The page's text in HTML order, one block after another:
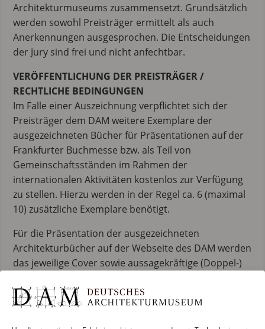
Architekturmuseums zusammensetzt. Grundsätzlich
werden sowohl Preisträger ermittelt als auch
Anerkennungen ausgesprochen. Die Entscheidungen
der Jury sind frei und nicht anfechtbar.
VERÖFFENTLICHUNG DER PREISTRÄGER /
RECHTLICHE BEDINGUNGEN
Im Falle einer Auszeichnung verpflichtet sich der
Preisträger dem DAM weitere Exemplare der
ausgezeichneten Bücher für Präsentationen auf der
Frankfurter Buchmesse bzw. als Teil von
Gemeinschaftsständen im Rahmen der
internationalen Aktivitäten kostenlos zur Verfügung
zu stellen. Hierzu werden in der Regel ca. 6 (maximal
10) zusätzliche Exemplare benötigt.
Für die Präsentation der ausgezeichneten
Architekturbücher auf der Webseite des DAM werden
das jeweilige Cover sowie aussagekräftige (Doppel-)
JPG-Format benötigt.